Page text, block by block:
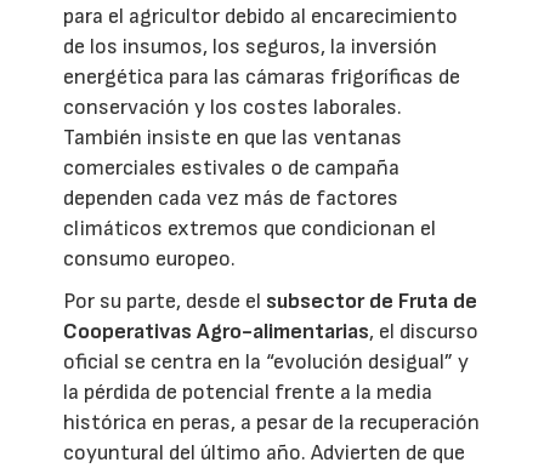
para el agricultor debido al encarecimiento
de los insumos, los seguros, la inversión
energética para las cámaras frigoríficas de
conservación y los costes laborales.
También insiste en que las ventanas
comerciales estivales o de campaña
dependen cada vez más de factores
climáticos extremos que condicionan el
consumo europeo.
Por su parte, desde el subsector de Fruta de
Cooperativas Agro-alimentarias, el discurso
oficial se centra en la “evolución desigual” y
la pérdida de potencial frente a la media
histórica en peras, a pesar de la recuperación
coyuntural del último año. Advierten de que